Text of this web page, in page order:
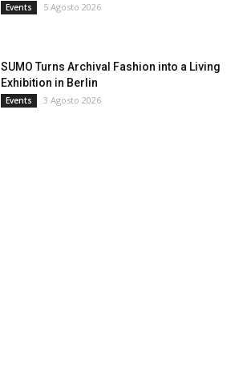
Events 5 Agosto 2026
SUMO Turns Archival Fashion into a Living
Exhibition in Berlin
Events 3 Agosto 2026